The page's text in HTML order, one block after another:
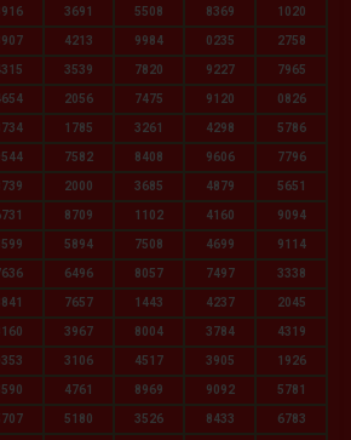
3691 5508 8369 1020
4213 9984 0235 2758
3539 7820 9227 7965
2056 7475 9120 0826
1785 3261 4298 5786
7582 8408 9606 7796
2000 3685 4879 5651
8709 1102 4160 9094
5894 7508 4699 9114
6496 8057 7497 3338
7657 1443 4237 2045
3967 8004 3784 4319
3106 4517 3905 1926
4761 8969 9092 5781
5180 3526 8433 6783